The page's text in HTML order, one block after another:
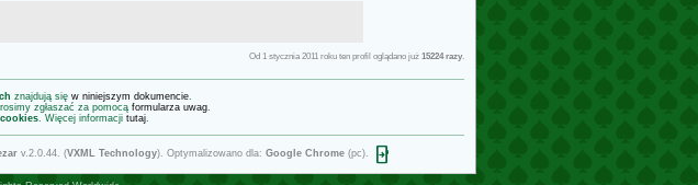
Od 1 stycznia 2011 roku ten profil oglądano już 15224 razy.
znajdują się w niniejszym dokumencie.
zgłaszać za pomocą formularza uwag.
. Więcej informacji tutaj.
v.2.0.44. (VXML Technology). Optymalizowano dla: Google Chrome (pc). open_in_phone